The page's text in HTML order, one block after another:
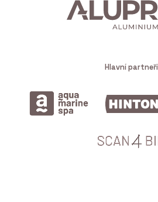
Hlavní partneři